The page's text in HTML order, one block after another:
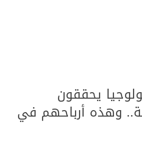
يحققون
وهذه أرباحهم في